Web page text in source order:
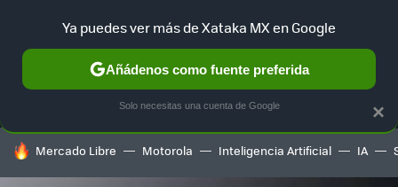
MENÚ NUEVO
GAMING HOME AUTO
HOY SE HABLA DE
Mercado Libre Motorola Inteligencia Artificial IA
×
Ya puedes ver más de Xataka MX en Google
Añádenos como fuente preferida
Solo necesitas una cuenta de Google